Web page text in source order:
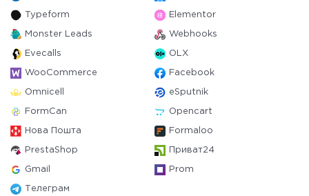
Typeform Elementor
Monster Leads Webhooks
Evecalls OLX
WooCommerce Facebook
Omnicell eSputnik
FormCan Opencart
Нова Пошта Formaloo
PrestaShop Приват24
Gmail Prom
Телеграм